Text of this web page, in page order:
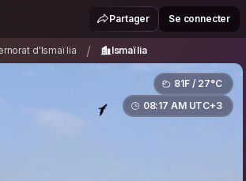
Gouvernorat d'Ismaïlia / Ismaïlia
Partager Se connecter
d'Ismaïlia / Ismaïlia
81F / 27°C
08:17 AM UTC+3